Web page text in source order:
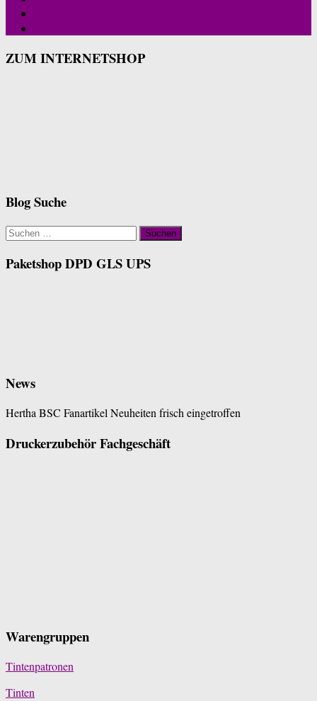
ZUM INTERNETSHOP
Blog Suche
Suchen
nach:
Paketshop DPD GLS UPS
News
Hertha BSC Fanartikel Neuheiten frisch eingetroffen
Druckerzubehör Fachgeschäft
Warengruppen
Tintenpatronen
Tinten